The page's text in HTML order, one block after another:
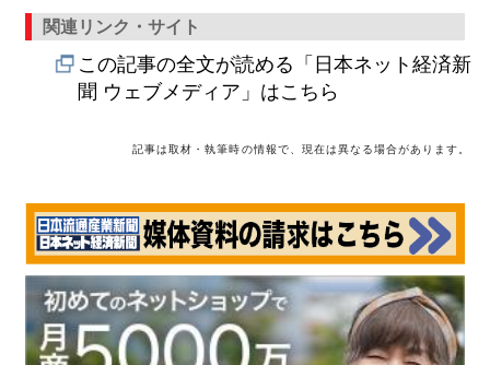
関連リンク・サイト
この記事の全文が読める「日本ネット経済新
聞 ウェブメディア」はこちら
記事は取材・執筆時の情報で、現在は異なる場合があります。